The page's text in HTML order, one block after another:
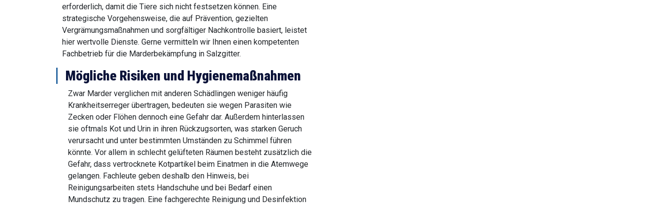
erforderlich, damit die Tiere sich nicht festsetzen können. Eine
strategische Vorgehensweise, die auf Prävention, gezielten
Vergrämungsmaßnahmen und sorgfältiger Nachkontrolle basiert, leistet
hier wertvolle Dienste. Gerne vermitteln wir Ihnen einen kompetenten
Fachbetrieb für die Marderbekämpfung in Salzgitter.
Mögliche Risiken und Hygienemaßnahmen
Zwar Marder verglichen mit anderen Schädlingen weniger häufig
Krankheitserreger übertragen, bedeuten sie wegen Parasiten wie
Zecken oder Flöhen dennoch eine Gefahr dar. Außerdem hinterlassen
sie oftmals Kot und Urin in ihren Rückzugsorten, was starken Geruch
verursacht und unter bestimmten Umständen zu Schimmel führen
könnte. Vor allem in schlecht gelüfteten Räumen besteht zusätzlich die
Gefahr, dass vertrocknete Kotpartikel beim Einatmen in die Atemwege
gelangen. Fachleute geben deshalb den Hinweis, bei
Reinigungsarbeiten stets Handschuhe und bei Bedarf einen
Mundschutz zu tragen. Eine fachgerechte Reinigung und Desinfektion